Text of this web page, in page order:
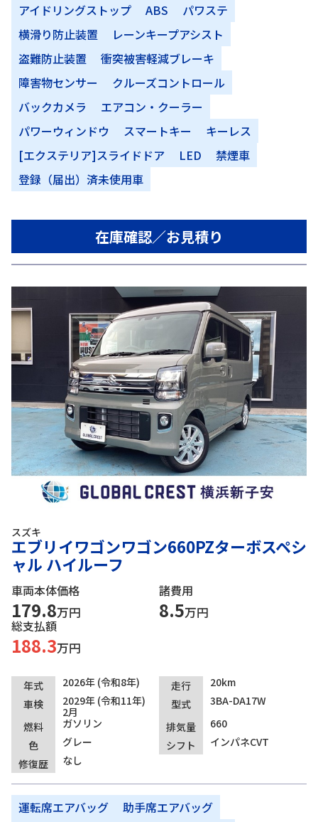
アイドリングストップ
ABS
パワステ
横滑り防止装置
レーンキープアシスト
盗難防止装置
衝突被害軽減ブレーキ
障害物センサー
クルーズコントロール
バックカメラ
エアコン・クーラー
パワーウィンドウ
スマートキー
キーレス
[エクステリア]スライドドア
LED
禁煙車
登録（届出）済未使用車
在庫確認／お見積り
スズキ
エブリイワゴンワゴン660PZターボスペシ
ャル ハイルーフ
車両本体価格
179.8万円
諸費用
8.5万円
総支払額
188.3万円
年式 2026年 (令和8年) 走行
20km
車検
2029年 (令和11年)
2月
型式
3BA-DA17W
燃料
ガソリン 排気量
660
色
グレー シフト
インパネCVT
修復歴
なし
運転席エアバッグ
助手席エアバッグ